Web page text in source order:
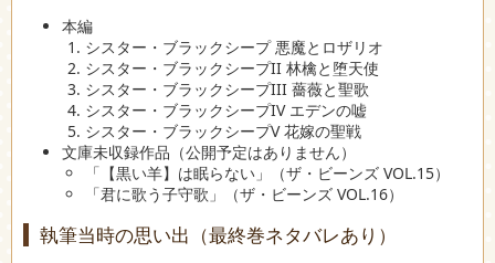
本編
シスター・ブラックシープ 悪魔とロザリオ
シスター・ブラックシープII 林檎と堕天使
シスター・ブラックシープIII 薔薇と聖歌
シスター・ブラックシープIV エデンの嘘
シスター・ブラックシープV 花嫁の聖戦
文庫未収録作品（公開予定はありません）
「【黒い羊】は眠らない」（ザ・ビーンズ VOL.15）
「君に歌う子守歌」（ザ・ビーンズ VOL.16）
執筆当時の思い出（最終巻ネタバレあり）